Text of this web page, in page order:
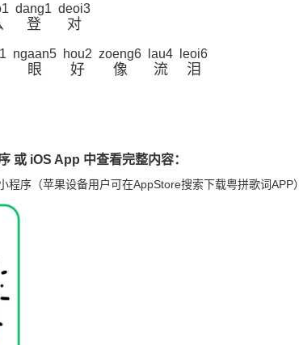
登
dang1
对
deoi3
眼
ngaan5
好
hou2
像
zoeng6
流
lau4
泪
leoi6
或 iOS App 中查看完整内容：
程序（苹果设备用户可在AppStore搜索下载粤拼歌词APP）